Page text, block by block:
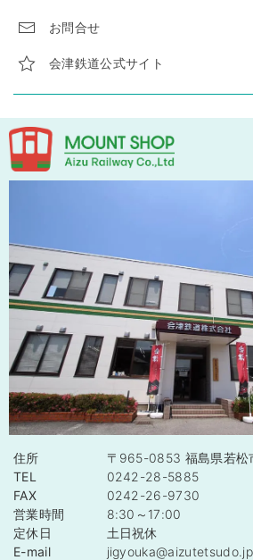
お問合せ
会津鉄道公式サイト
住所
〒965-0853 福島県若松
TEL
0242-28-5885
FAX
0242-26-9730
営業時間
8:30～17:00
定休日
土日祝休
E-mail
jigyouka@aizutetsudo.jp